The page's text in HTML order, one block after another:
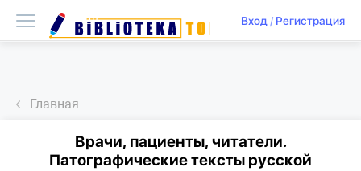
Вход/ Регистрация
Главная
Врачи, пациенты, читатели.
Патографические тексты русской